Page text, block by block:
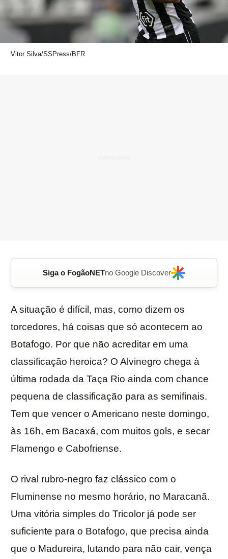
Vitor Silva/SSPress/BFR
Siga o FogãoNETno Google Discover
A situação é difícil, mas, como dizem os
torcedores, há coisas que só acontecem ao
Botafogo. Por que não acreditar em uma
classificação heroica? O Alvinegro chega à
última rodada da Taça Rio ainda com chance
pequena de classificação para as semifinais.
Tem que vencer o Americano neste domingo,
às 16h, em Bacaxá, com muitos gols, e secar
Flamengo e Cabofriense.
O rival rubro-negro faz clássico com o
Fluminense no mesmo horário, no Maracanã.
Uma vitória simples do Tricolor já pode ser
suficiente para o Botafogo, que precisa ainda
que o Madureira, lutando para não cair, vença